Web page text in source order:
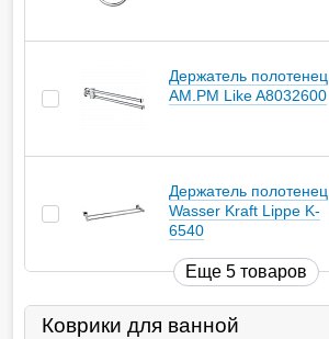
Держатель полотенец
AM.PM Like A8032600
Держатель полотенец
Wasser Kraft Lippe K-
6540
Еще 5 товаров
Коврики для ванной